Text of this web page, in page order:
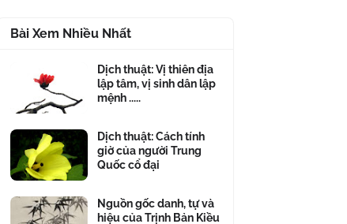
Bài Xem Nhiều Nhất
Dịch thuật: Vị thiên địa
lập tâm, vị sinh dân lập
mệnh .....
Dịch thuật: Cách tính
giờ của người Trung
Quốc cổ đại
Nguồn gốc danh, tự và
hiệu của Trịnh Bản Kiều